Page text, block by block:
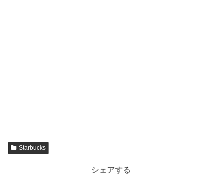
Starbucks
シェアする